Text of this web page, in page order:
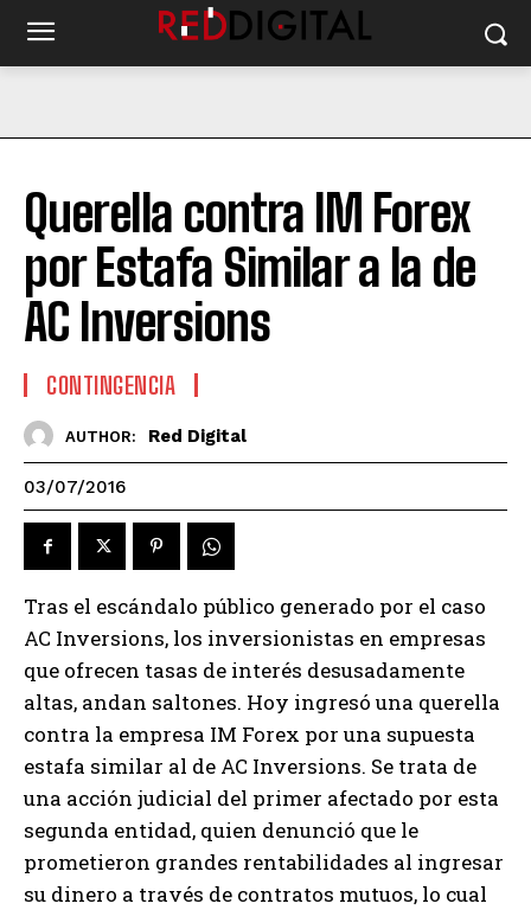
Querella contra IM Forex
por Estafa Similar a la de
AC Inversions
CONTINGENCIA
AUTHOR: Red Digital
03/07/2016
Tras el escándalo público generado por el caso
AC Inversions, los inversionistas en empresas
que ofrecen tasas de interés desusadamente
altas, andan saltones. Hoy ingresó una querella
contra la empresa IM Forex por una supuesta
estafa similar al de AC Inversions. Se trata de
una acción judicial del primer afectado por esta
segunda entidad, quien denunció que le
prometieron grandes rentabilidades al ingresar
su dinero a través de contratos mutuos, lo cual